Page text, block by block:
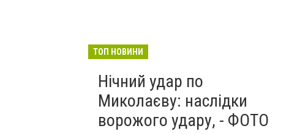
ТОП НОВИНИ
Нічний удар по
Миколаєву: наслідки
ворожого удару, - ФОТО